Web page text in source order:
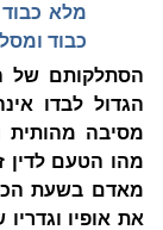
מלא כבוד
כבוד
הסתלקותם של
הגדול לבדו
מסיבה מהותית
מהו הטעם לדין
מאדם בשעת
את אופיו